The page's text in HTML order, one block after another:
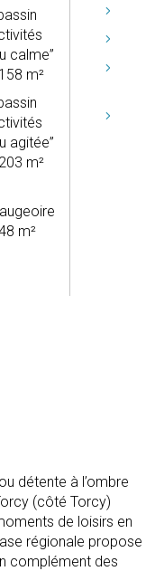
calme”
m²
agitée”
m²
m²
détente à l’ombre
(côté Torcy)
de loisirs en
régionale propose
complément des